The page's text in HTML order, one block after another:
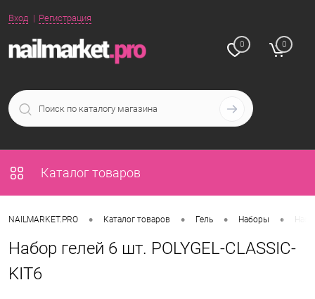
Вход Регистрация
0 0
Каталог товаров
NAILMARKET.PRO • Каталог товаров • Гель • Наборы •
Набор гелей 6 шт. POLYGEL-CLASSIC-
KIT6